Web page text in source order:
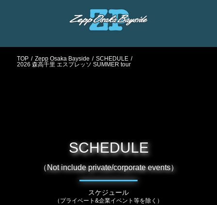
TOP Zepp Osaka Bayside
SCHEDULE
2026 森高千里 エスプレッソ SUMMER tour
SCHEDULE
（Not include private/corporate events）
スケジュール
（プライベート&企業イベント等を除く）